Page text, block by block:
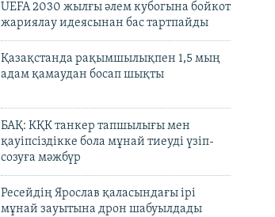
UEFA 2030 жылғы әлем кубогына бойкот
жариялау идеясынан бас тартпайды
Қазақстанда рақымшылықпен 1,5 мың
адам қамаудан босап шықты
БАҚ: КҚК танкер тапшылығы мен
қауіпсіздікке бола мұнай тиеуді үзіп-
созуға мәжбүр
Ресейдің Ярослав қаласындағы ірі
мұнай зауытына дрон шабуылдады